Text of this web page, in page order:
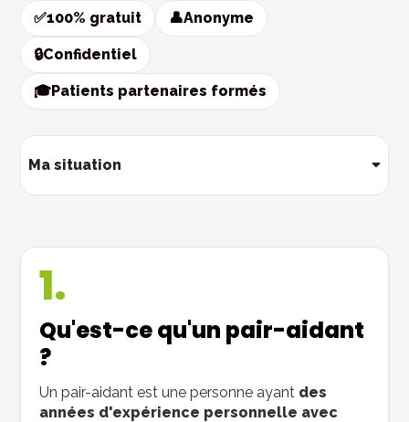
✅100% gratuit 👤Anonyme
🔒Confidentiel
🎓Patients partenaires formés
Ma situation
1.
Qu'est-ce qu'un pair-aidant
?
Un pair-aidant est une personne ayant des
années d'expérience personnelle avec